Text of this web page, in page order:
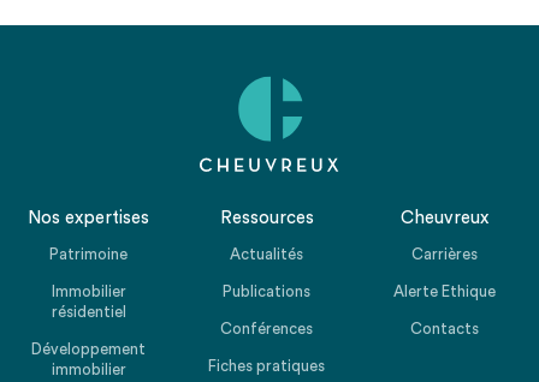
Nos expertises
Patrimoine
Immobilier
résidentiel
Développement
immobilier
Ressources
Actualités
Publications
Conférences
Fiches pratiques
Cheuvreux
Carrières
Alerte Ethique
Contacts